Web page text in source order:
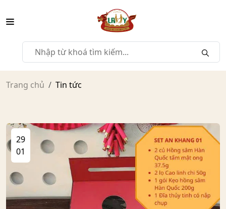
Trang chủ Tin tức
29
01